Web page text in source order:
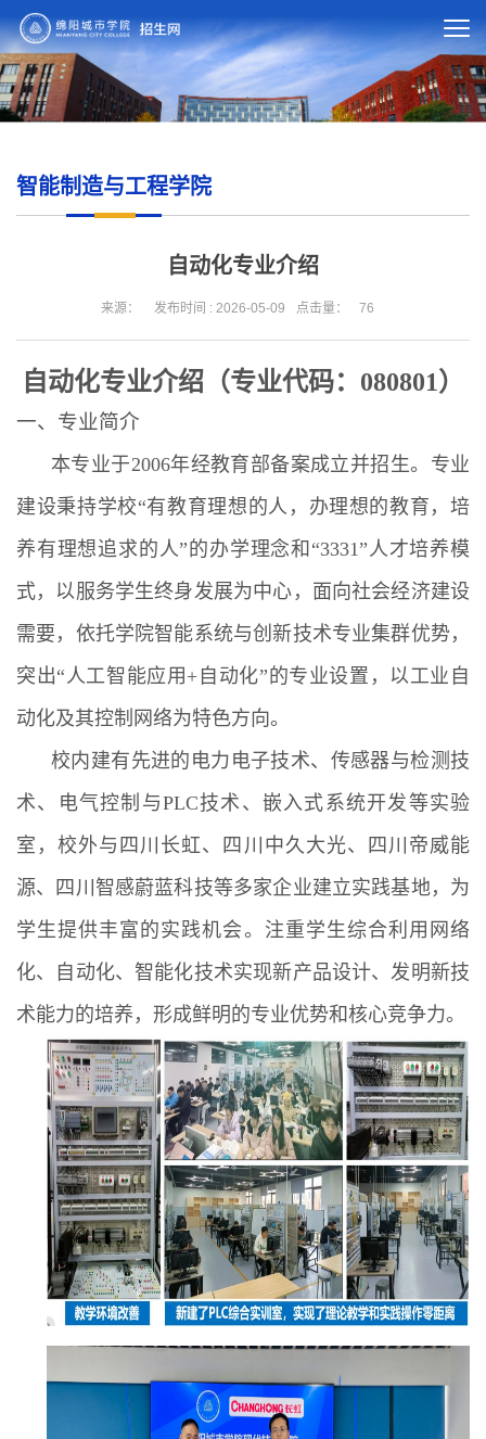
智能制造与工程学院
自动化专业介绍
来源： 发布时间 : 2026-05-09 点击量： 76
自动化专业介绍（专业代码：080801）
一、专业简介
本专业于2006年经教育部备案成立并招生。专业
建设秉持学校“有教育理想的人，办理想的教育，培
养有理想追求的人”的办学理念和“3331”人才培养模
式，以服务学生终身发展为中心，面向社会经济建设
需要，依托学院智能系统与创新技术专业集群优势，
突出“人工智能应用+自动化”的专业设置，以工业自
动化及其控制网络为特色方向。
校内建有先进的电力电子技术、传感器与检测技
术、电气控制与PLC技术、嵌入式系统开发等实验
室，校外与四川长虹、四川中久大光、四川帝威能
源、四川智感蔚蓝科技等多家企业建立实践基地，为
学生提供丰富的实践机会。注重学生综合利用网络
化、自动化、智能化技术实现新产品设计、发明新技
术能力的培养，形成鲜明的专业优势和核心竞争力。